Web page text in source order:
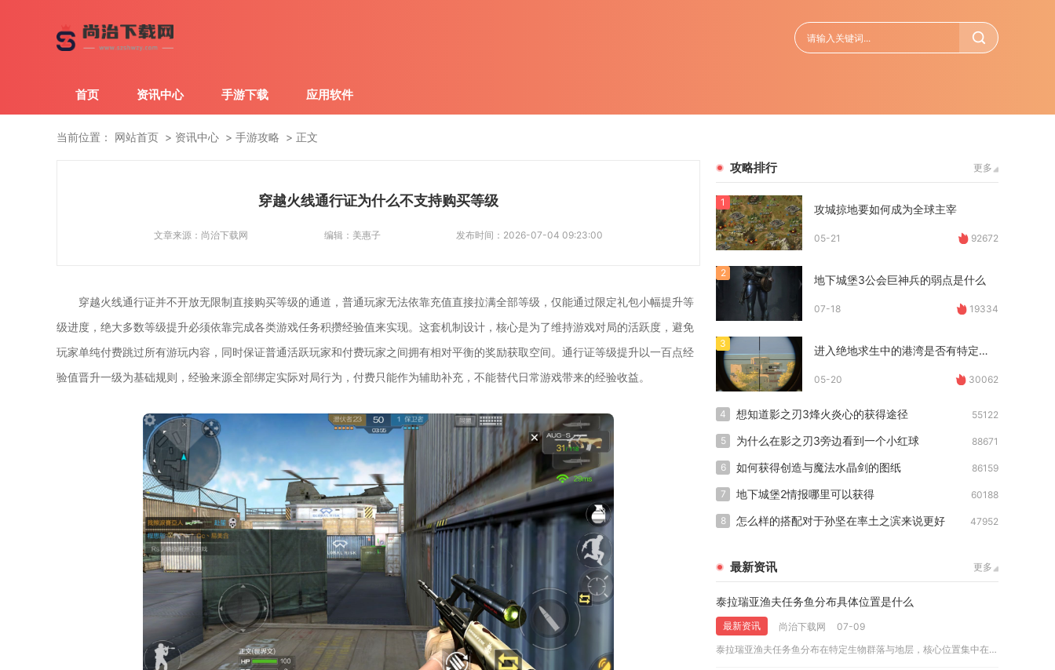
首页 资讯中心 手游下载 应用软件
当前位置： 网站首页 资讯中心 手游攻略 正文
穿越火线通行证为什么不支持购买等级
文章来源： 尚治下载网 编辑： 美惠子 发布时间： 2026-07-04 09:23:00
穿越火线通行证并不开放无限制直接购买等级的通道，普通玩家无法依靠充值直接拉满全部等级，仅能通过限定礼包小幅提升等
级进度，绝大多数等级提升必须依靠完成各类游戏任务积攒经验值来实现。这套机制设计，核心是为了维持游戏对局的活跃度，避免
玩家单纯付费跳过所有游玩内容，同时保证普通活跃玩家和付费玩家之间拥有相对平衡的奖励获取空间。通行证等级提升以一百点经
验值晋升一级为基础规则，经验来源全部绑定实际对局行为，付费只能作为辅助补充，不能替代日常游戏带来的经验收益。
攻略排行 更多
1 攻城掠地要如何成为全球主宰
05-21 92672
2 地下城堡3公会巨神兵的弱点是什么
07-18 19334
3 进入绝地求生中的港湾是否有特定入口
05-20 30062
4 想知道影之刃3烽火炎心的获得途径 55122
5 为什么在影之刃3旁边看到一个小红球 88671
6 如何获得创造与魔法水晶剑的图纸 86159
7 地下城堡2情报哪里可以获得 60188
8 怎么样的搭配对于孙坚在率土之滨来说更好 47952
最新资讯 更多
泰拉瑞亚渔夫任务鱼分布具体位置是什么
最新资讯 尚治下载网
07-09
泰拉瑞亚渔夫任务鱼分布在特定生物群落与地层，核心位置集中在天...